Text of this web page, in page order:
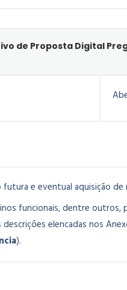
de Proposta Digital
e eventual aquisição
funcionais, dentre outros,
elencadas nos
).